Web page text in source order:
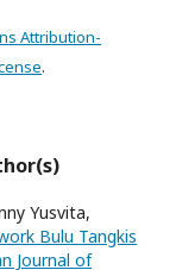
Attribution-
.
Yusvita,
Bulu Tangkis
Journal of